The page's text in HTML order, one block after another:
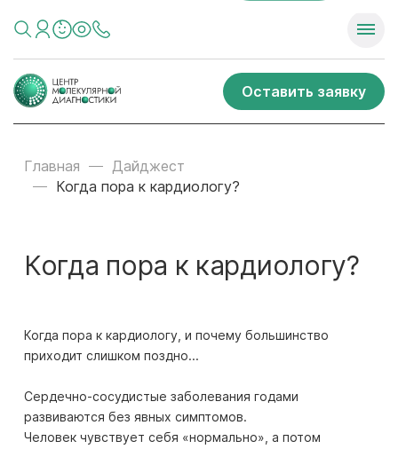
Оставить заявку
Главная
Дайджест
Когда пора к кардиологу?
Когда пора к кардиологу?
Когда пора к кардиологу, и почему большинство
приходит слишком поздно...
Сердечно-сосудистые заболевания годами
развиваются без явных симптомов.
Человек чувствует себя «нормально», а потом